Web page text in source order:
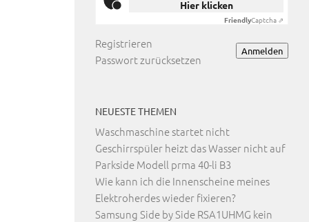
Hier klicken
FriendlyCaptcha ⇗
Anmelden
Registrieren
Passwort zurücksetzen
NEUESTE THEMEN
Waschmaschine startet nicht
Geschirrspüler heizt das Wasser nicht auf
Parkside Modell prma 40-li B3
Wie kann ich die Innenscheine meines
Elektroherdes wieder fixieren?
Samsung Side by Side RSA1UHMG kein